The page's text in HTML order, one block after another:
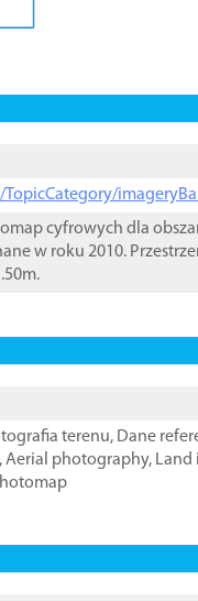
cyfrowych dla
w roku 2010.
terenu, Dane
,Aerial photography, Land